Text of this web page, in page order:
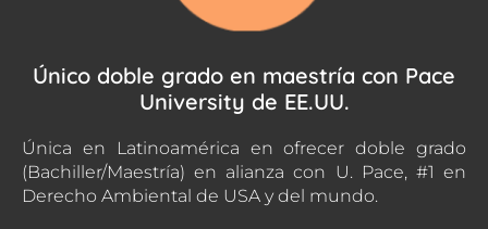
Único doble grado en maestría con Pace
University de EE.UU.
Única en Latinoamérica en ofrecer doble grado
(Bachiller/Maestría) en alianza con U. Pace, #1 en
Derecho Ambiental de USA y del mundo.